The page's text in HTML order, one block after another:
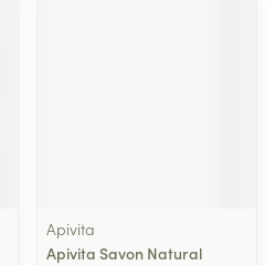
Apivita
Apivita Savon Natural